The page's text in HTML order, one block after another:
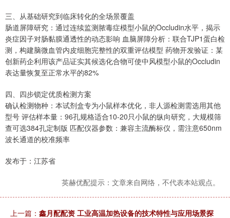
三、从基础研究到临床转化的全场景覆盖
肠道屏障研究：通过连续监测脓毒症模型小鼠的Occludin水平，揭示
炎症因子对肠黏膜通透性的动态影响 血脑屏障分析：联合TJP1蛋白检
测，构建脑微血管内皮细胞完整性的双重评估模型 药物开发验证：某
创新药企利用该产品证实其候选化合物可使中风模型小鼠的Occludin
表达量恢复至正常水平的82%
四、四步锁定优质检测方案
确认检测物种：本试剂盒专为小鼠样本优化，非人源检测需选用其他
型号 评估样本量：96孔规格适合10-20只小鼠的纵向研究，大规模筛
查可选384孔定制版 匹配仪器参数：兼容主流酶标仪，需注意650nm
波长通道的校准频率
发布于：江苏省
英赫优配提示：文章来自网络，不代表本站观点。
上一篇： 鑫月配配资 工业高温加热设备的技术特性与应用场景探